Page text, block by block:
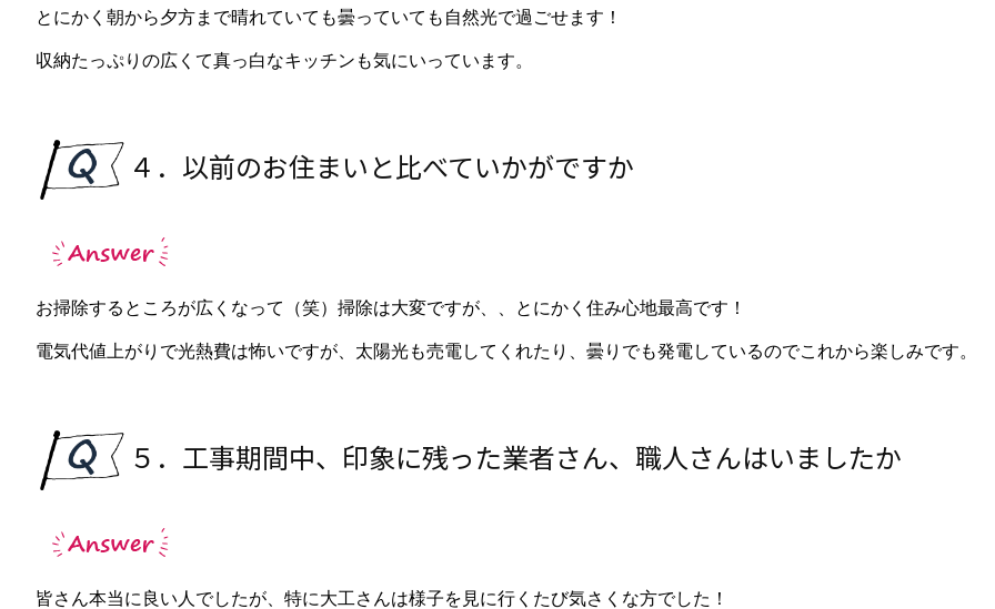
とにかく朝から夕方まで晴れていても曇っていても自然光で過ごせます！
収納たっぷりの広くて真っ白なキッチンも気にいっています。
４．以前のお住まいと比べていかがですか
お掃除するところが広くなって（笑）掃除は大変ですが、、とにかく住み心地最高です！
電気代値上がりで光熱費は怖いですが、太陽光も売電してくれたり、曇りでも発電しているのでこれから楽しみです。
５．工事期間中、印象に残った業者さん、職人さんはいましたか
皆さん本当に良い人でしたが、特に大工さんは様子を見に行くたび気さくな方でした！